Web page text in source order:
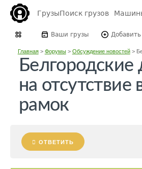
ГрузыПоиск грузов
Ваши грузы Добавить
Главная> Форумы> Обсуждение новостей>
на отсутствие
рамок
ОТВЕТИТЬ